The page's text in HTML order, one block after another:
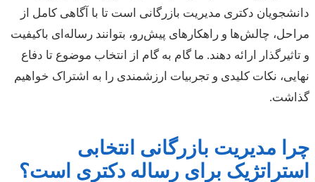
دانشجویان دکتری مدیریت بازرگانی است تا با آگاهی کامل از
مراحل، چالش‌ها و راهکارهای پیش‌رو، بتوانند رساله‌ای باکیفیت
و تاثیرگذار ارائه دهند. ما گام به گام از انتخاب موضوع تا دفاع
نهایی، نکات کلیدی و تجربیات ارزشمندی را به اشتراک خواهیم
گذاشت.
چرا مدیریت بازرگانی انتخابی
استراتژیک برای رساله دکتری است؟